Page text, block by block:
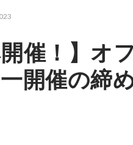
開催！】オ
開催の締